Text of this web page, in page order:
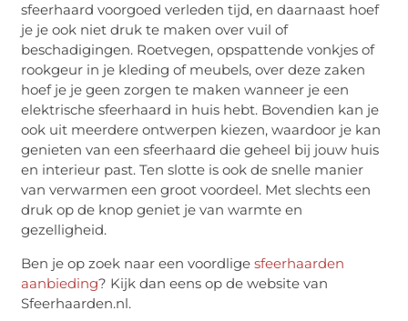
sfeerhaard voorgoed verleden tijd, en daarnaast hoef
je je ook niet druk te maken over vuil of
beschadigingen. Roetvegen, opspattende vonkjes of
rookgeur in je kleding of meubels, over deze zaken
hoef je je geen zorgen te maken wanneer je een
elektrische sfeerhaard in huis hebt. Bovendien kan je
ook uit meerdere ontwerpen kiezen, waardoor je kan
genieten van een sfeerhaard die geheel bij jouw huis
en interieur past. Ten slotte is ook de snelle manier
van verwarmen een groot voordeel. Met slechts een
druk op de knop geniet je van warmte en
gezelligheid.
Ben je op zoek naar een voordligesfeerhaarden
aanbieding? Kijk dan eens op de website van
Sfeerhaarden.nl.